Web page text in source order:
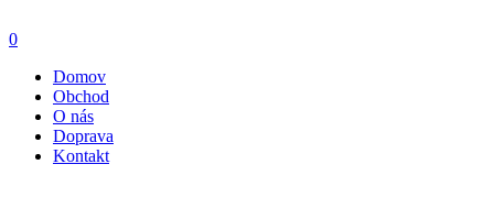
0
Domov
Obchod
O nás
Doprava
Kontakt